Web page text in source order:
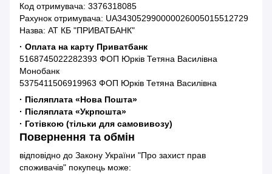
Код отримувача: 3376318085
Рахунок отримувача: UA343052990000026005015512729
Назва: АТ КБ "ПРИВАТБАНК"
· Оплата на карту Приватбанк
5168745022282393 ФОП Юрків Тетяна Василівна
Монобанк
5375411506919963 ФОП Юрків Тетяна Василівна
· Післяплата «Нова Пошта»
· Післяплата «Укрпошта»
· Готівкою (тільки для самовивозу)
Повернення та обмін
відповідно до Закону України "Про захист прав
споживачів" покупець може: